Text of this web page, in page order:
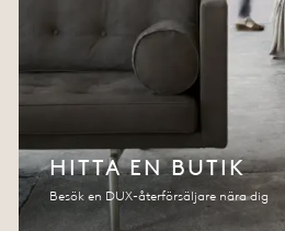
HITTA EN BUTIK
Besök en DUX-återförsäljare nära dig